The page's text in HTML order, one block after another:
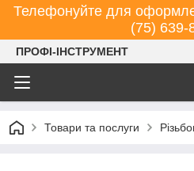
Телефонуйте для
(75) 639-
ПРОФІ-ІНСТРУМЕНТ
Товари та послуги